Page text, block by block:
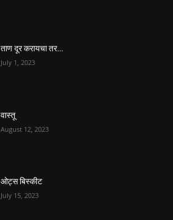
ताण दूर करायचा तर…
July 1, 2023
वास्तू
August 12, 2023
ओट्स बिस्कीट
July 15, 2023